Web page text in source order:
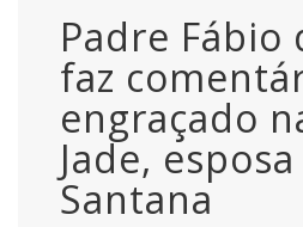
Padre Fábio
faz
engraçado
Jade,
Santana